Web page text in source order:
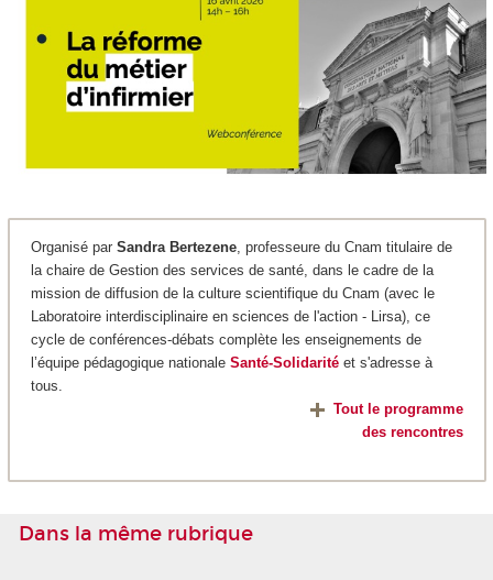
Organisé par Sandra Bertezene, professeure du Cnam titulaire de
la chaire de Gestion des services de santé, dans le cadre de la
mission de diffusion de la culture scientifique du Cnam (avec le
Laboratoire interdisciplinaire en sciences de l'action - Lirsa), ce
cycle de conférences-débats complète les enseignements de
l’équipe pédagogique nationale Santé-Solidaritéet s'adresse à
tous.
Tout le programme
des rencontres
Dans la même rubrique